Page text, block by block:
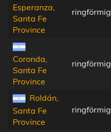
Esperanza,
Santa Fe
Province
ringförmig
Coronda,
Santa Fe
Province
ringförmig
Roldán,
Santa Fe
Province
ringförmig